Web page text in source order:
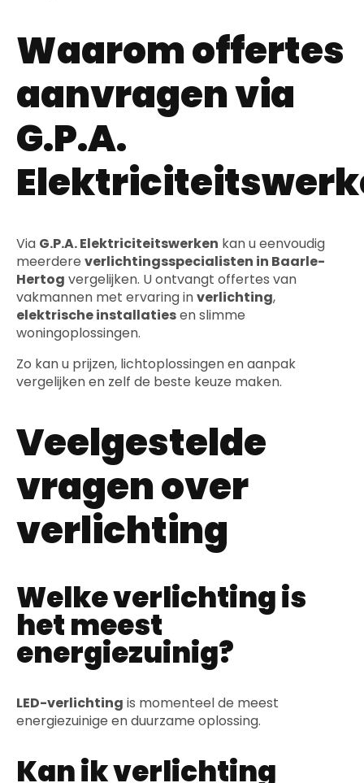
Waarom offertes
aanvragen via
G.P.A.
Via G.P.A. Elektriciteitswerken kan u eenvoudig
meerdere verlichtingsspecialisten in Baarle-
Hertog vergelijken. U ontvangt offertes van
vakmannen met ervaring inverlichting,
elektrische installatiesen slimme
woningoplossingen.
Zo kan u prijzen, lichtoplossingen en aanpak
vergelijken en zelf de beste keuze maken.
Veelgestelde
vragen over
verlichting
Welke verlichting is
het meest
energiezuinig?
LED-verlichting is momenteel de meest
energiezuinige en duurzame oplossing.
Kan ik verlichting